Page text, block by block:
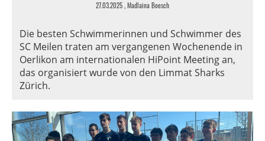
27.03.2025, Madlaina Boesch
Die besten Schwimmerinnen und Schwimmer des
SC Meilen traten am vergangenen Wochenende in
Oerlikon am internationalen HiPoint Meeting an,
das organisiert wurde von den Limmat Sharks
Zürich.